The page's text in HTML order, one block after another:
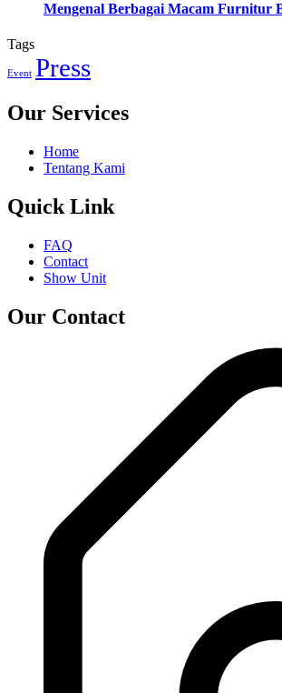
Mengenal Berbagai Macam Furnitur
Tags
Event Press
Our Services
Home
Tentang Kami
Quick Link
FAQ
Contact
Show Unit
Our Contact